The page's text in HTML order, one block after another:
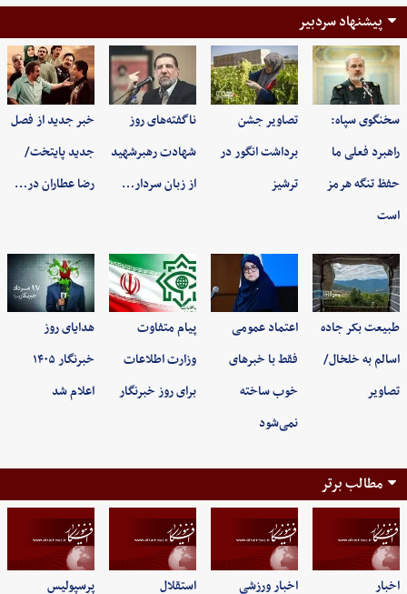
پیشنهاد سردبیر
سخنگوی سپاه:
راهبرد فعلی ما
حفظ تنگه هرمز
است
تصاویر جشن
برداشت انگور در
ترشیز
ناگفته‌های روز
شهادت رهبرشهید
از زبان سردار…
خبر جدید از فصل
جدید پایتخت/
رضا عطاران در…
طبیعت بکر جاده
اسالم به خلخال/
تصاویر
اعتماد عمومی
فقط با خبرهای
خوب ساخته
نمی‌شود
پیام متفاوت
وزارت اطلاعات
برای روز خبرنگار
هدایای روز
خبرنگار ۱۴۰۵
اعلام شد
مطالب برتر
اخبار اخبار ورزشی استقلال پرسپولیس